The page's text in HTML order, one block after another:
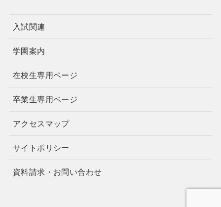
入試関連
学園案内
在校生専用ページ
卒業生専用ページ
アクセスマップ
サイトポリシー
資料請求・お問い合わせ